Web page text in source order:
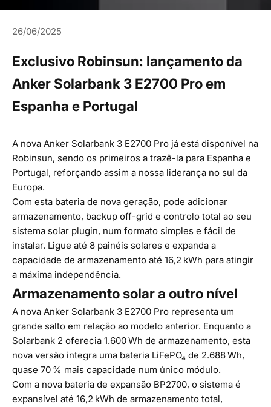
26/06/2025
Exclusivo Robinsun: lançamento da
Anker Solarbank 3 E2700 Pro em
Espanha e Portugal
A nova Anker Solarbank 3 E2700 Pro já está disponível na
Robinsun, sendo os primeiros a trazê-la para Espanha e
Portugal, reforçando assim a nossa liderança no sul da
Europa.
Com esta bateria de nova geração, pode adicionar
armazenamento, backup off-grid e controlo total ao seu
sistema solar plugin, num formato simples e fácil de
instalar. Ligue até 8 painéis solares e expanda a
capacidade de armazenamento até 16,2 kWh para atingir
a máxima independência.
Armazenamento solar a outro nível
A nova Anker Solarbank 3 E2700 Pro representa um
grande salto em relação ao modelo anterior. Enquanto a
Solarbank 2 oferecia 1.600 Wh de armazenamento, esta
nova versão integra uma bateria LiFePO₄ de 2.688 Wh,
quase 70 % mais capacidade num único módulo.
Com a nova bateria de expansão BP2700, o sistema é
expansível até 16,2 kWh de armazenamento total,